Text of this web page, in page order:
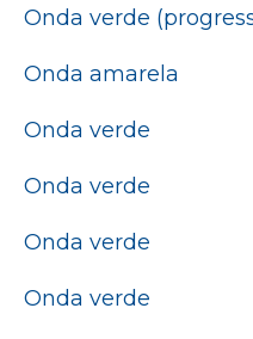
Onda verde
Onda amarela
Onda verde
Onda verde
Onda verde
Onda verde